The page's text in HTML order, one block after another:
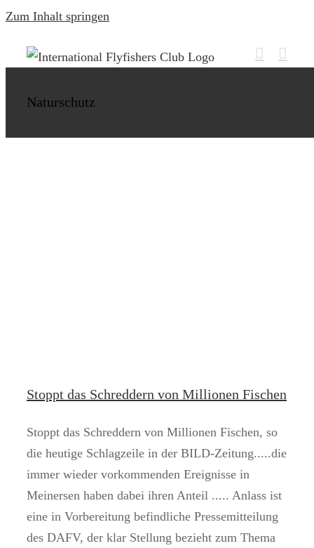
Zum Inhalt springen
Naturschutz
Stoppt das Schreddern von Millionen Fischen
Stoppt das Schreddern von Millionen Fischen, so
die heutige Schlagzeile in der BILD-Zeitung.....die
immer wieder vorkommenden Ereignisse in
Meinersen haben dabei ihren Anteil ..... Anlass ist
eine in Vorbereitung befindliche Pressemitteilung
des DAFV, der klar Stellung bezieht zum Thema